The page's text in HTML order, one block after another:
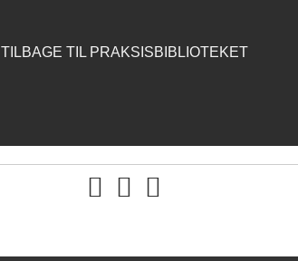
TILBAGE TIL PRAKSISBIBLIOTEKET
You tube